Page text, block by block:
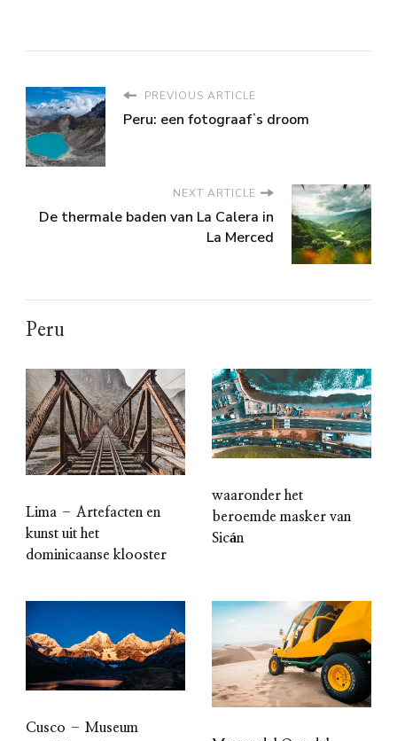
PREVIOUS ARTICLE
Peru: een fotograafʼs droom
NEXT ARTICLE
De thermale baden van La Calera in
La Merced
Peru
Lima – Artefacten en
kunst uit het
dominicaanse klooster
waaronder het
beroemde masker van
Sicán
Cusco – Museum